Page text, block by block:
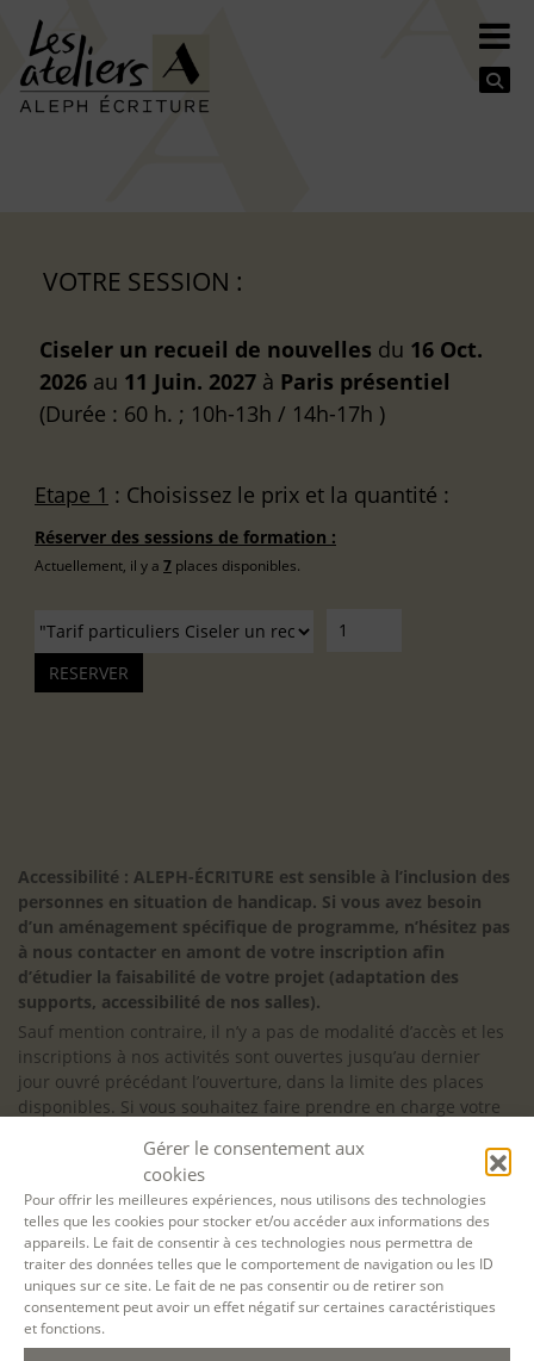
Gérer le consentement aux
cookies
Pour offrir les meilleures expériences, nous utilisons des technologies
telles que les cookies pour stocker et/ou accéder aux informations des
appareils. Le fait de consentir à ces technologies nous permettra de
traiter des données telles que le comportement de navigation ou les ID
uniques sur ce site. Le fait de ne pas consentir ou de retirer son
consentement peut avoir un effet négatif sur certaines caractéristiques
et fonctions.
VOTRE SESSION :
Ciseler un recueil de nouvelles du 16 Oct.
2026 au 11 Juin. 2027 à Paris présentiel
(Durée : 60 h. ; 10h-13h / 14h-17h )
Etape 1 : Choisissez le prix et la quantité :
Réserver des sessions de formation :
Actuellement, il y a 7 places disponibles.
Accessibilité : ALEPH-ÉCRITURE est sensible à l’inclusion des
personnes en situation de handicap. Si vous avez besoin
d’un aménagement spécifique de programme, n’hésitez pas
à nous contacter en amont de votre inscription afin
d’étudier la faisabilité de votre projet (adaptation des
supports, accessibilité de nos salles).
Sauf mention contraire, il n’y a pas de modalité d’accès et les
inscriptions à nos activités sont ouvertes jusqu’au dernier
jour ouvré précédant l’ouverture, dans la limite des places
disponibles. Si vous souhaitez faire prendre en charge votre
est à effectuer au plus tard un mois avant le début de la
NOS ATELIERS
Découverte
L’école d’écriture
La fabrique du manuscrit
Les stages pour artistes-auteurs
Se former à la biographie